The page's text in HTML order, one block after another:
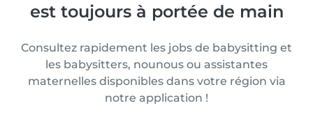
est toujours à portée de main
Consultez rapidement les jobs de babysitting et
les babysitters, nounous ou assistantes
maternelles disponibles dans votre région via
notre application !